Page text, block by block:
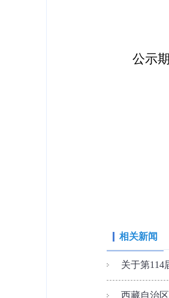
公示
相关新闻
关于第114
西藏自治